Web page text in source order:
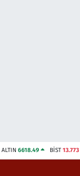
ALTIN 6618.49 BİST13.773